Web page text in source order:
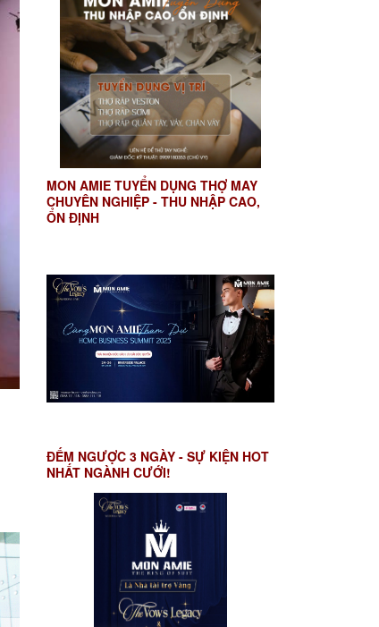
MON AMIE TUYỂN DỤNG THỢ MAY
CHUYÊN NGHIỆP - THU NHẬP CAO,
ỔN ĐỊNH
ĐẾM NGƯỢC 3 NGÀY - SỰ KIỆN HOT
NHẤT NGÀNH CƯỚI!